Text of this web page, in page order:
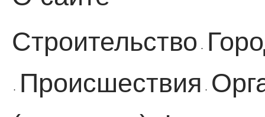
Строительство ·
· Происшествия ·